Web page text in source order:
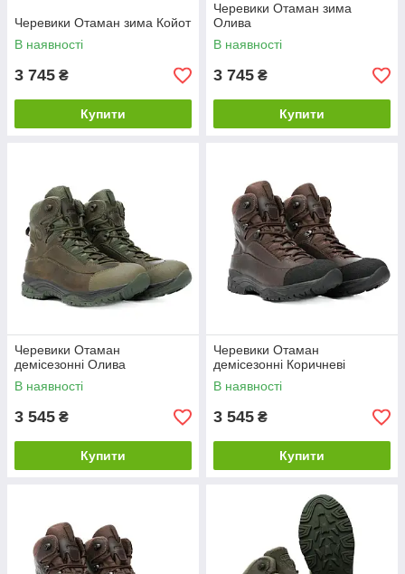
Черевики Отаман зима Койот
В наявності
3 745 ₴
Купити
Черевики Отаман зима
Олива
В наявності
3 745 ₴
Купити
Черевики Отаман
демісезонні Олива
В наявності
3 545 ₴
Купити
Черевики Отаман
демісезонні Коричневі
В наявності
3 545 ₴
Купити